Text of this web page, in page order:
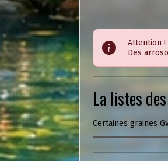
Attention
Des
La listes
Certaines graines